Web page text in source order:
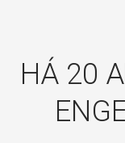
HÁ 20